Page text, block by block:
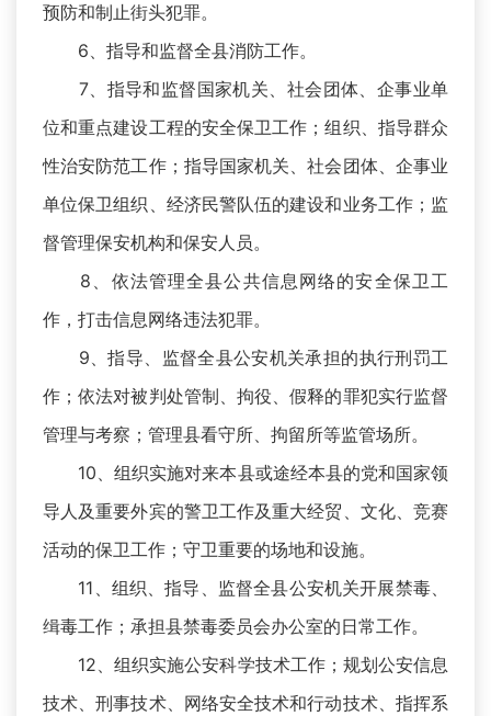
预防和制止街头犯罪。
6、指导和监督全县消防工作。
7、指导和监督国家机关、社会团体、企事业单
位和重点建设工程的安全保卫工作；组织、指导群众
性治安防范工作；指导国家机关、社会团体、企事业
单位保卫组织、经济民警队伍的建设和业务工作；监
督管理保安机构和保安人员。
8、依法管理全县公共信息网络的安全保卫工
作，打击信息网络违法犯罪。
9、指导、监督全县公安机关承担的执行刑罚工
作；依法对被判处管制、拘役、假释的罪犯实行监督
管理与考察；管理县看守所、拘留所等监管场所。
10、组织实施对来本县或途经本县的党和国家领
导人及重要外宾的警卫工作及重大经贸、文化、竞赛
活动的保卫工作；守卫重要的场地和设施。
11、组织、指导、监督全县公安机关开展禁毒、
缉毒工作；承担县禁毒委员会办公室的日常工作。
12、组织实施公安科学技术工作；规划公安信息
技术、刑事技术、网络安全技术和行动技术、指挥系